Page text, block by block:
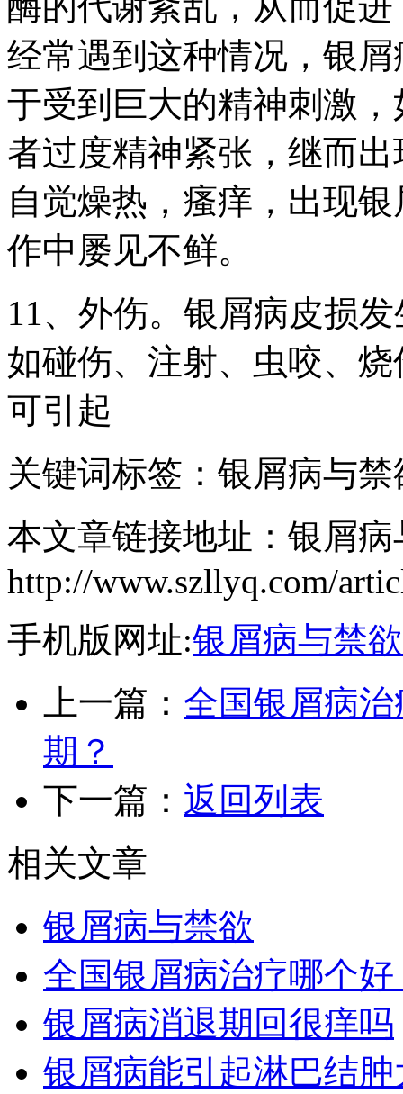
经常遇到这种情况，银
于受到巨大的精神刺激
者过度精神紧张，继而
自觉燥热，瘙痒，出现
作中屡见不鲜。
11、外伤。银屑病皮损
如碰伤、注射、虫咬、
可引起
关键词标签：银屑病与禁
本文章链接地址：银屑病
http://www.szllyq.com/
手机版网址:银屑病与禁欲
上一篇： 全国银屑病
期？
下一篇： 返回列表
相关文章
银屑病与禁欲
全国银屑病治疗哪个
银屑病消退期回很痒吗
银屑病能引起淋巴结